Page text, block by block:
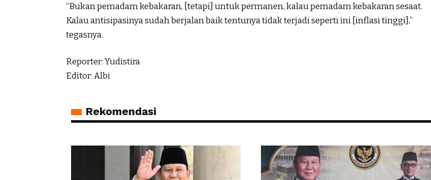
“Bukan pemadam kebakaran, [tetapi] untuk permanen, kalau pemadam kebakaran sesaat.
Kalau antisipasinya sudah berjalan baik tentunya tidak terjadi seperti ini [inflasi tinggi],”
tegasnya.
Reporter: Yudistira
Editor: Albi
Rekomendasi